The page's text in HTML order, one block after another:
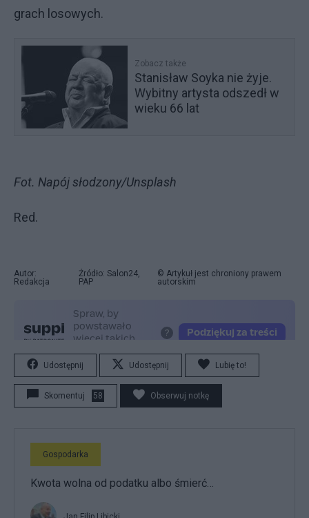
grach losowych.
Zobacz także
Stanisław Soyka nie żyje.
Wybitny artysta odszedł w
wieku 66 lat
Fot. Napój słodzony/Unsplash
Red.
Autor:
Redakcja
Źródło: Salon24,
PAP
© Artykuł jest chroniony prawem
autorskim
Udostępnij Udostępnij Lubię to!
Skomentuj 58 Obserwuj notkę
Gospodarka
Kwota wolna od podatku albo śmierć…